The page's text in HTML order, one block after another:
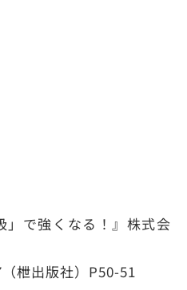
」で強くなる！』株式会
枻出版社）P50-51